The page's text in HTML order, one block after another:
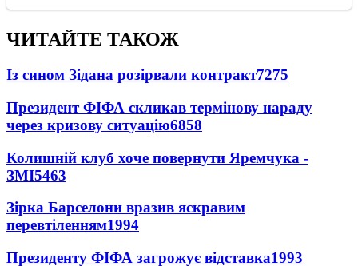
ЧИТАЙТЕ ТАКОЖ
Із сином Зідана розірвали контракт7275
Президент ФІФА скликав термінову нараду
через кризову ситуацію6858
Колишній клуб хоче повернути Яремчука -
ЗМІ5463
Зірка Барселони вразив яскравим
перевтіленням1994
Президенту ФІФА загрожує відставка1993